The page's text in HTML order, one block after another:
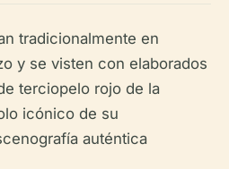
tradicionalmente en
y se visten con elaborados
terciopelo rojo de la
icónico de su
auténtica